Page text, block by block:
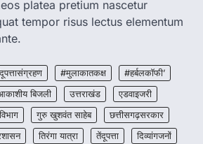
हत्या का शक
More Khabar
आया है। मुजगहन थाना क्षेत्र के बोरियाकला…
NEWS
राज्य में घुमंतू और बेसहारा पशुओं के लिए
होंगे 1460 गौधाम
platea pretium nascetur
tempor risus lectus elementum
#मुलाकातकक्ष
#हर्बलकॉफी’
बिजली उत्तराखंड
एडवाइजरी
गुरु खुशवंत साहेब
छत्तीसगढ़सरकार
तिरंगा यात्रा तेंदूपत्ता
दिव्यांगजनों